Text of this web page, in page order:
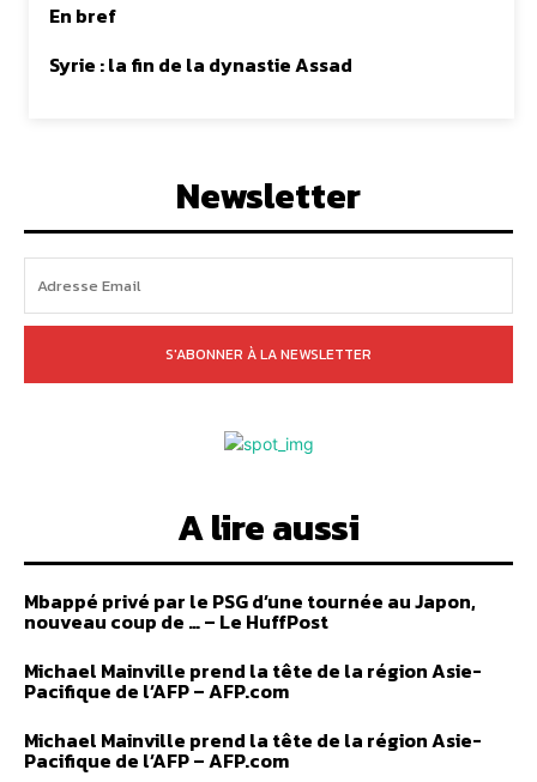
En bref
Syrie : la fin de la dynastie Assad
Newsletter
S'ABONNER À LA NEWSLETTER
A lire aussi
Mbappé privé par le PSG d’une tournée au Japon,
nouveau coup de … – Le HuffPost
Michael Mainville prend la tête de la région Asie-
Pacifique de l’AFP – AFP.com
Michael Mainville prend la tête de la région Asie-
Pacifique de l’AFP – AFP.com